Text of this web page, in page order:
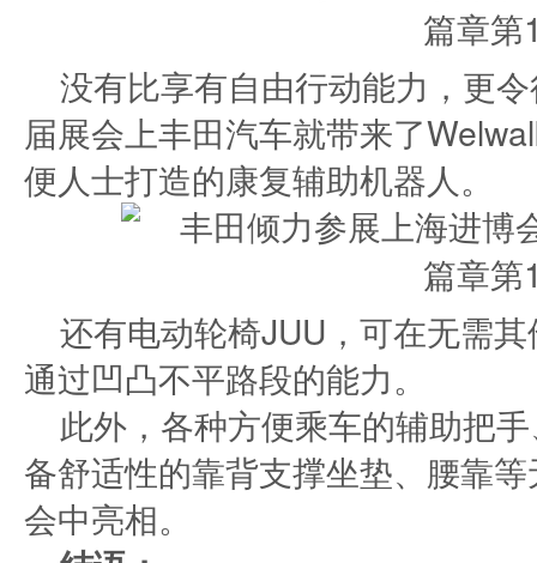
没有比享有自由行动能力，更
届展会上丰田汽车就带来了
便人士打造的康复辅助机器人。
还有电动轮椅JUU，可在无需
通过凹凸不平路段的能力。
此外，各种方便乘车的辅助把
备舒适性的靠背支撑坐垫、腰靠
会中亮相。